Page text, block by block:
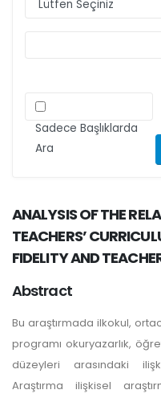
ilgili kriteri göz önünde
Sadece Başlıklarda
Ara
ANALYSIS OF THE
TEACHERS’
FIDELITY AND
Abstract
Bu araştırmada ilkokul,
programı okuryazarlık,
düzeyleri arasındaki
Araştırma ilişkisel